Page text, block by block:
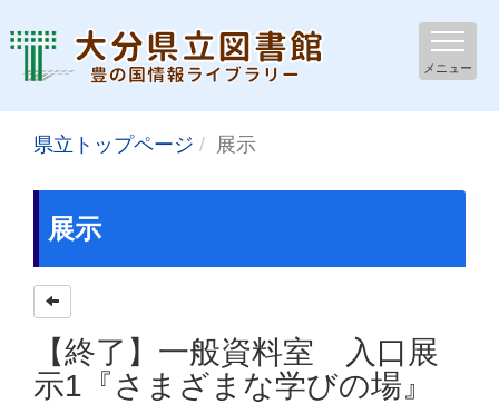
メニュー
県立トップページ 展示
展示
【終了】一般資料室 入口展
示1『さまざまな学びの場』